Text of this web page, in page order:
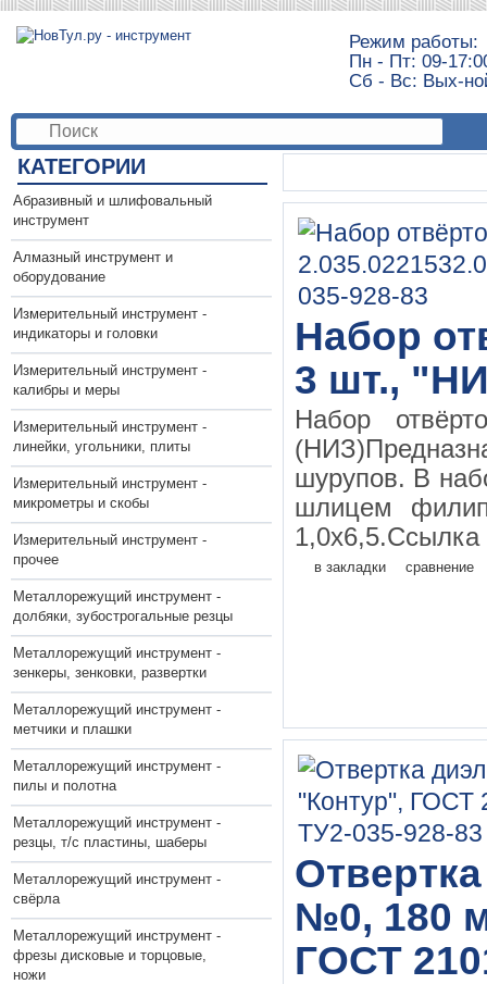
Режим работы:
Пн - Пт: 09-
Сб - Вс: Вых-
КАТЕГОРИИ
Абразивный и шлифовальный
инструмент
Алмазный инструмент и
оборудование
Измерительный инструмент -
индикаторы и головки
Измерительный инструмент -
калибры и меры
Измерительный инструмент -
линейки, угольники, плиты
Измерительный инструмент -
микрометры и скобы
Измерительный инструмент -
прочее
Металлорежущий инструмент -
долбяки, зубострогальные резцы
Металлорежущий инструмент -
зенкеры, зенковки, развертки
Металлорежущий инструмент -
метчики и плашки
Металлорежущий инструмент -
пилы и полотна
Металлорежущий инструмент -
резцы, т/с пластины, шаберы
Металлорежущий инструмент -
свёрла
Металлорежущий инструмент -
фрезы дисковые и торцовые,
ножи
Набор
3 шт.,
Набор
шурупов. В
шлицем
1,0х6,5.Ссылка
в закладки сравнение
№0, 180
ГОСТ